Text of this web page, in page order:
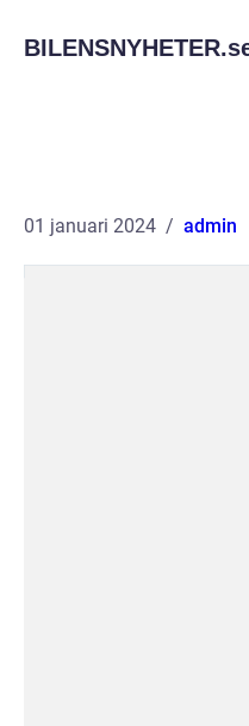
BILENSNYHETER.
01 januari 2024 admin